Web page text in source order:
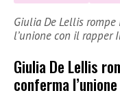
Giulia De Lellis
l’unione con il rapper
Giulia De Lellis
conferma